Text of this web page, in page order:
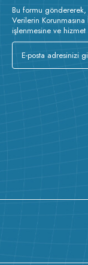
Bu formu göndererek,
Verilerin
işlenmesine ve hizmet